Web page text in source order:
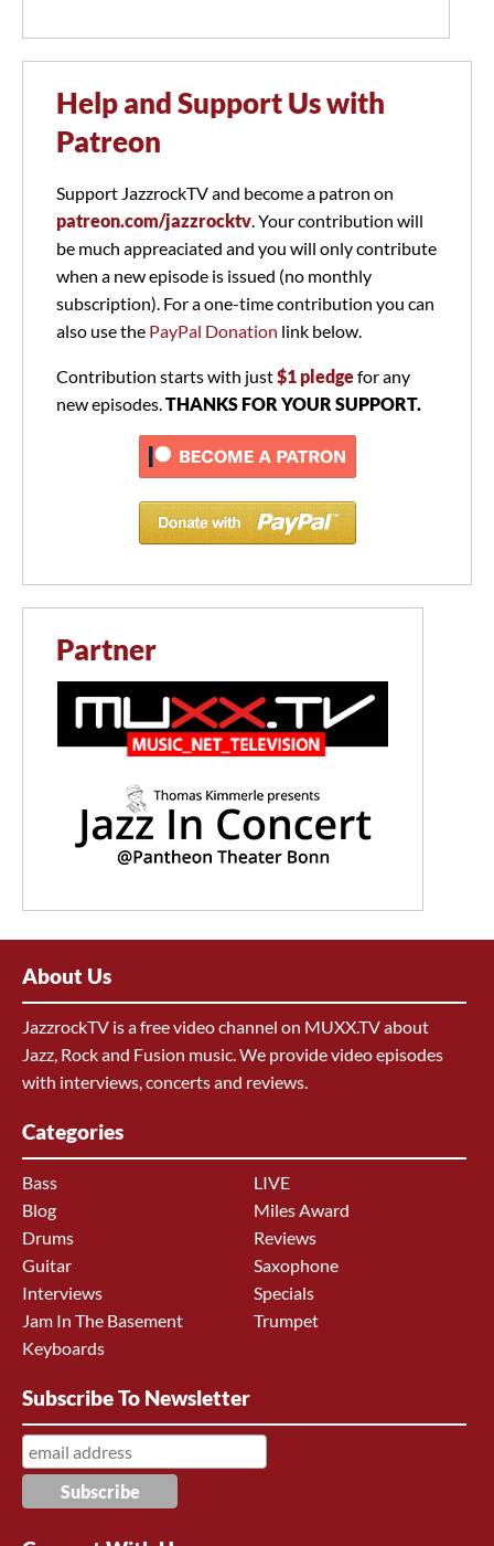
Help and Support Us with
Patreon
Support JazzrockTV and become a patron on
patreon.com/jazzrocktv. Your contribution will
be much appreaciated and you will only contribute
when a new episode is issued (no monthly
subscription). For a one-time contribution you can
also use the PayPal Donation link below.
Contribution starts with just$1 pledgefor any
new episodes.THANKS FOR YOUR SUPPORT.
Partner
About Us
JazzrockTV is a free video channel on MUXX.TV about
Jazz, Rock and Fusion music. We provide video episodes
with interviews, concerts and reviews.
Categories
Bass
Blog
Drums
Guitar
Interviews
Jam In The Basement
Keyboards
LIVE
Miles Award
Reviews
Saxophone
Specials
Trumpet
Subscribe To Newsletter